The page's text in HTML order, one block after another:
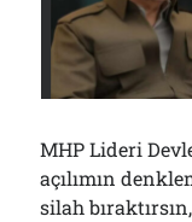
Çağırdı!..
31/07/2026
Arşivler
MHP Lideri
açılımın
silah